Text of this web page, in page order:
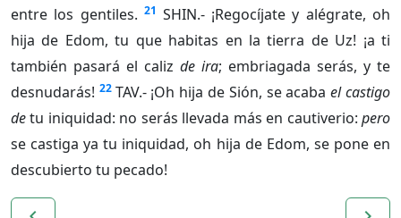
entre los gentiles. 21 SHIN.- ¡Regocíjate y alégrate, oh
hija de Edom, tu que habitas en la tierra de Uz! ¡a ti
también pasará el caliz de ira; embriagada serás, y te
desnudarás! 22 TAV.- ¡Oh hija de Sión, se acabael castigo
detu iniquidad: no serás llevada más en cautiverio: pero
se castiga ya tu iniquidad, oh hija de Edom, se pone en
descubierto tu pecado!